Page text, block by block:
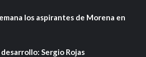
los aspirantes de Morena en
Sergio Rojas